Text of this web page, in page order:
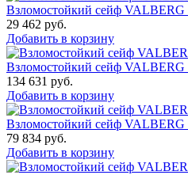
Взломостойкий сейф
29 462 руб.
Добавить в корзину
Взломостойкий сейф
134 631 руб.
Добавить в корзину
Взломостойкий сейф
79 834 руб.
Добавить в корзину